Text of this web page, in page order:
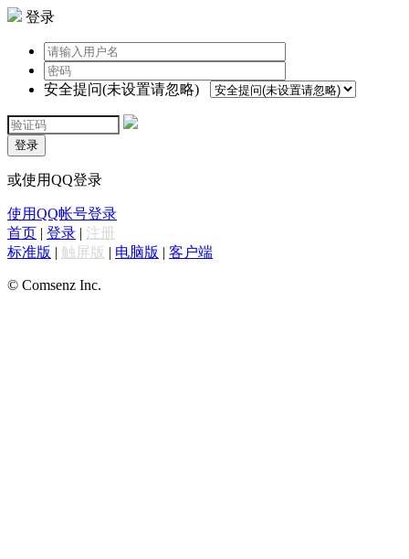
登录
安全提问(未设置请忽略)
登录
或使用QQ登录
使用QQ帐号登录
首页 | 登录 | 注册
标准版 | 触屏版 | 电脑版 | 客户端
© Comsenz Inc.